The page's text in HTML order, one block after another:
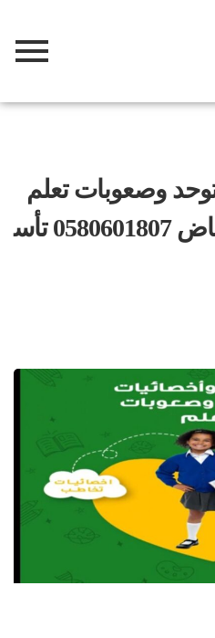
وصعوبات تعلم
وتنمية مهارات بالرياض 0580601807 تأس